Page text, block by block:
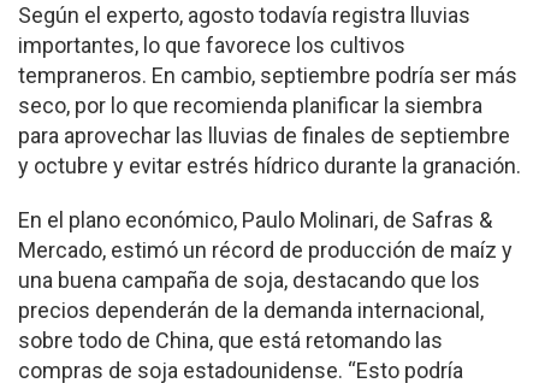
Según el experto, agosto todavía registra lluvias
importantes, lo que favorece los cultivos
tempraneros. En cambio, septiembre podría ser más
seco, por lo que recomienda planificar la siembra
para aprovechar las lluvias de finales de septiembre
y octubre y evitar estrés hídrico durante la granación.
En el plano económico, Paulo Molinari, de Safras &
Mercado, estimó un récord de producción de maíz y
una buena campaña de soja, destacando que los
precios dependerán de la demanda internacional,
sobre todo de China, que está retomando las
compras de soja estadounidense. “Esto podría